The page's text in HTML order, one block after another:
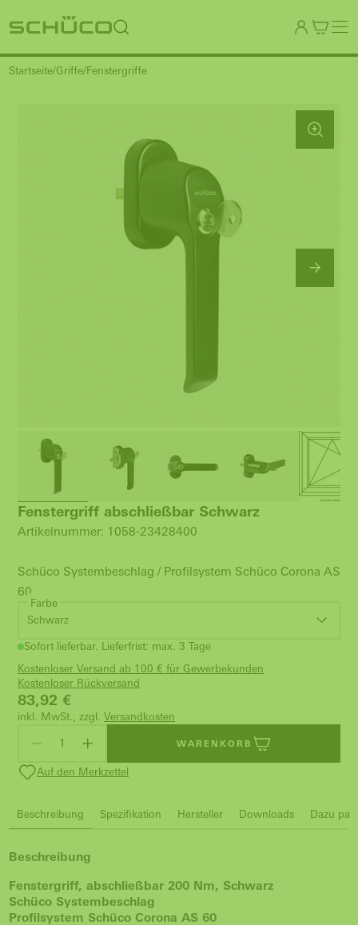
Startseite Griffe Fenstergriffe
Fenstergriff abschließbar Schwarz
Artikelnummer: 1058-23428400
Schüco Systembeschlag / Profilsystem Schüco Corona AS
60
Farbe
Schwarz
Sofort lieferbar. Lieferfrist: max. 3 Tage
Kostenloser Versand ab 100 € für Gewerbekunden
Kostenloser Rückversand
83,92 €
inkl. MwSt., zzgl. Versandkosten
WARENKORB
Auf den Merkzettel
Beschreibung Spezifikation Hersteller Downloads Dazu
Beschreibung
Fenstergriff, abschließbar 200 Nm, Schwarz
Schüco Systembeschlag
Profilsystem Schüco Corona AS 60